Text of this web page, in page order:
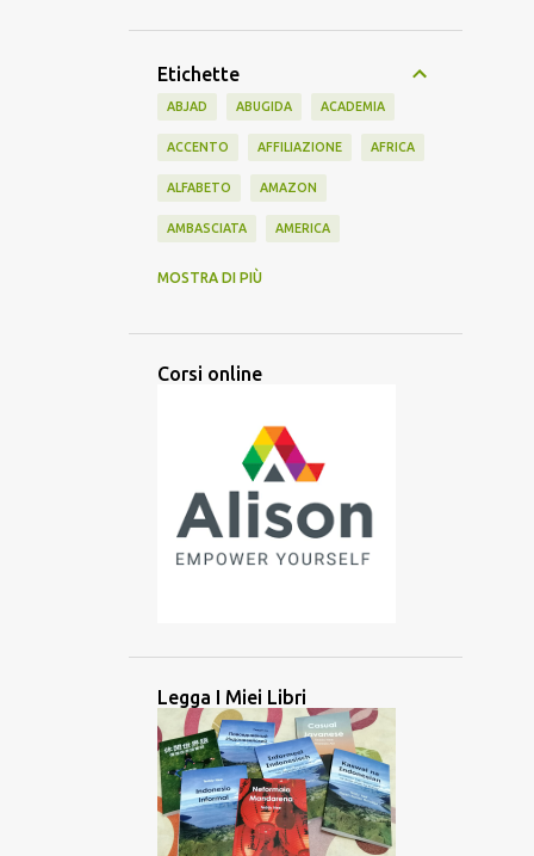
Etichette
ABJAD ABUGIDA ACADEMIA
ACCENTO AFFILIAZIONE AFRICA
ALFABETO AMAZON
AMBASCIATA AMERICA
ASIA
ASIA MERIDIONALE ASIA ORIENTALE
ASIA SUD-ORIENTALE ATTIVITÀ
ATTREZZO AUDIO AUSILIARIO
BATANES BAYBAYIN BILINGUE
BRAHMI BRITANNICO BRUNEI
CAMBOGIA CANADA CANADESE
CANCELLAZIONE CULTURALE
MOSTRA DI PIÙ
Corsi online
Legga I Miei Libri